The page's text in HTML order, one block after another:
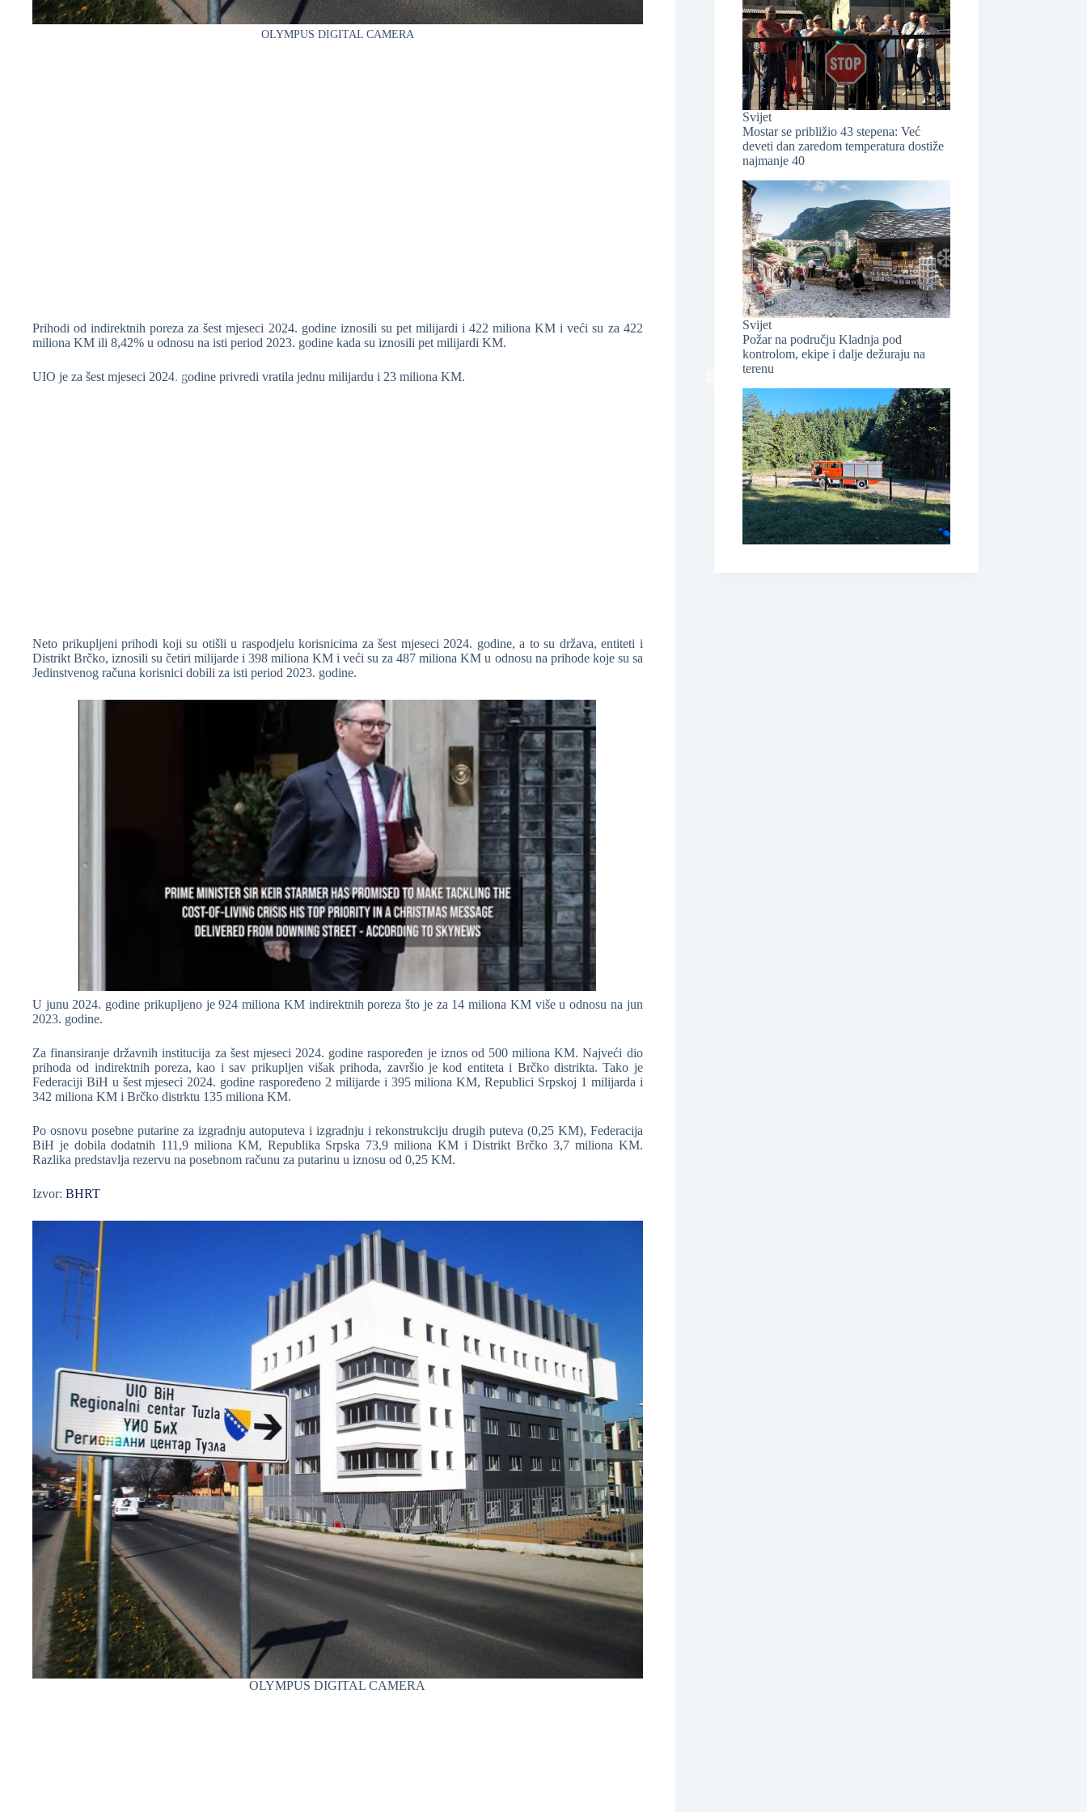
OLYMPUS DIGITAL CAMERA
Prihodi od indirektnih poreza za šest mjeseci 2024. godine iznosili su pet milijardi i 422 miliona KM i veći su za 422
miliona KM ili 8,42% u odnosu na isti period 2023. godine kada su iznosili pet milijardi KM.
UIO je za šest mjeseci 2024. godine privredi vratila jednu milijardu i 23 miliona KM.
Neto prikupljeni prihodi koji su otišli u raspodjelu korisnicima za šest mjeseci 2024. godine, a to su država, entiteti i
Distrikt Brčko, iznosili su četiri milijarde i 398 miliona KM i veći su za 487 miliona KM u odnosu na prihode koje su sa
Jedinstvenog računa korisnici dobili za isti period 2023. godine.
U junu 2024. godine prikupljeno je 924 miliona KM indirektnih poreza što je za 14 miliona KM više u odnosu na jun
2023. godine.
Za finansiranje državnih institucija za šest mjeseci 2024. godine raspoređen je iznos od 500 miliona KM. Najveći dio
prihoda od indirektnih poreza, kao i sav prikupljen višak prihoda, završio je kod entiteta i Brčko distrikta. Tako je
Federaciji BiH u šest mjeseci 2024. godine raspoređeno 2 milijarde i 395 miliona KM, Republici Srpskoj 1 milijarda i
342 miliona KM i Brčko distrktu 135 miliona KM.
Po osnovu posebne putarine za izgradnju autoputeva i izgradnju i rekonstrukciju drugih puteva (0,25 KM), Federacija
BiH je dobila dodatnih 111,9 miliona KM, Republika Srpska 73,9 miliona KM i Distrikt Brčko 3,7 miliona KM.
Razlika predstavlja rezervu na posebnom računu za putarinu u iznosu od 0,25 KM.
Izvor: BHRT
OLYMPUS DIGITAL CAMERA
Svijet
Mostar se približio 43 stepena: Već
deveti dan zaredom temperatura dostiže
najmanje 40
Svijet
Požar na području Kladnja pod
kontrolom, ekipe i dalje dežuraju na
terenu
❆
❆
❆